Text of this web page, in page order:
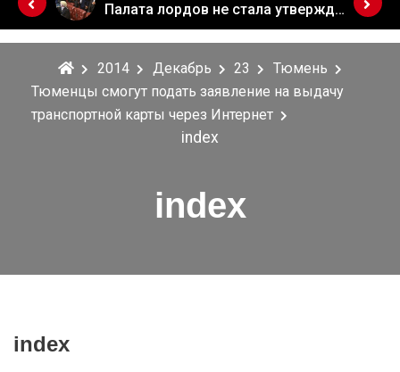
Когда Россия разрешит полеты в Грузию. Позиция Кремля Палата лордов не стала утверждать законопроект о "брексите"
2014 Декабрь 23
Тюмень
Тюменцы смогут подать заявление на выдачу
транспортной карты через Интернет
index
index
index